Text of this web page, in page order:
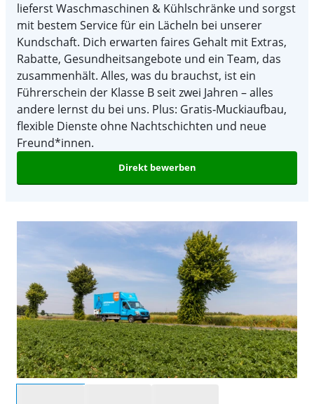
lieferst Waschmaschinen & Kühlschränke und sorgst
mit bestem Service für ein Lächeln bei unserer
Kundschaft. Dich erwarten faires Gehalt mit Extras,
Rabatte, Gesundheitsangebote und ein Team, das
zusammenhält. Alles, was du brauchst, ist ein
Führerschein der Klasse B seit zwei Jahren – alles
andere lernst du bei uns. Plus: Gratis‑Muckiaufbau,
flexible Dienste ohne Nachtschichten und neue
Freund*innen.
Direkt bewerben